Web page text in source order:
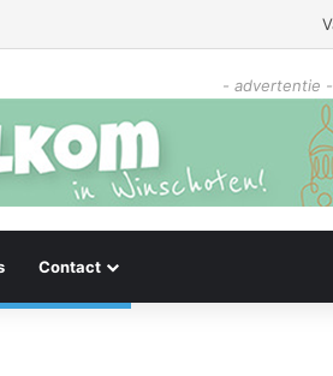
- advertentie -
Contact